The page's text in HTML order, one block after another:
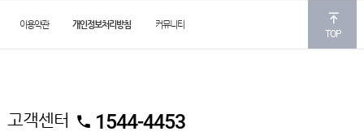
이용약관 개인정보처리방침 커뮤니티
TOP
고객센터 1544-4453